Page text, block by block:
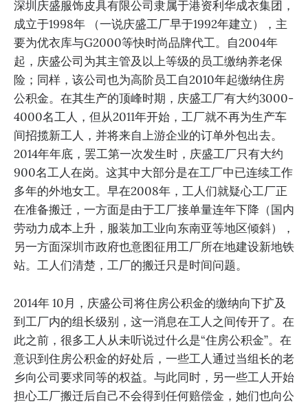
深圳庆盛服饰皮具有限公司隶属于港资利华成衣集团，
成立于1998年 （一说庆盛工厂早于1992年建立），主
要为优衣库与G2000等快时尚品牌代工。自2004年
起，庆盛公司为其主管及以上等级的员工缴纳养老保
险；同样，该公司也为高阶员工自2010年起缴纳住房
公积金。在其生产的顶峰时期，庆盛工厂有大约3000-
4000名工人，但从2011年开始，工厂就不再为生产车
间招揽新工人，并将来自上游企业的订单外包出去。
2014年年底，罢工第一次发生时，庆盛工厂只有大约
900名工人在岗。这其中大部分是在工厂中已连续工作
多年的外地女工。早在2008年，工人们就疑心工厂正
在准备搬迁，一方面是由于工厂接单量连年下降（国内
劳动力成本上升，服装加工业向东南亚等地区倾斜），
另一方面深圳市政府也意图征用工厂所在地建设新地铁
站。工人们清楚，工厂的搬迁只是时间问题。
2014年 10月，庆盛公司将住房公积金的缴纳向下扩及
到工厂内的组长级别，这一消息在工人之间传开了。在
此之前，很多工人从未听说过什么是“住房公积金”。在
意识到住房公积金的好处后，一些工人通过当组长的老
乡向公司要求同等的权益。与此同时，另一些工人开始
担心工厂搬迁后自己不会得到任何赔偿金，她们也向公